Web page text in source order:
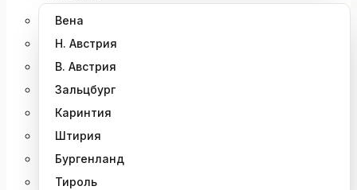
Вена
Н. Австрия
В. Австрия
Зальцбург
Каринтия
Штирия
Бургенланд
Тироль